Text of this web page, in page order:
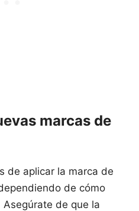
marcas de
de aplicar la marca de
de cómo
de que la